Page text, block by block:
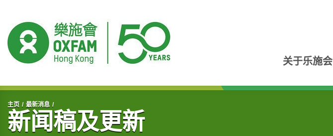
关于乐施会
开始主要内容
主页 最新消息
新闻稿及更新